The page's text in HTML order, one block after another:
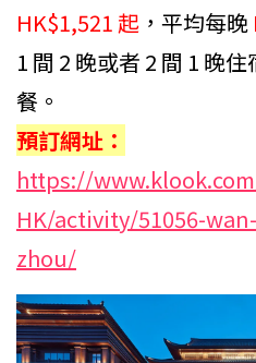
HK$1,521 起 ，平均每晚
1 間 2 晚或者 2 間 1 晚
餐。
預訂網址：
https://
HK/activity/51056-
zhou/